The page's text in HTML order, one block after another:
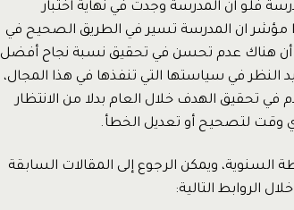
فلو ان المدرسة وجدت في نهاية اختبار
النجاح على سبيل المثال 70% فهذا مؤشر ان المدرسة تسير في الطريق الصحيح في
أن هناك عدم تحسن في تحقيق نسبة نجاح أفضل
النظر في سياستها التي تنفذها في هذا المجال،
تحقيق الهدف خلال العام بدلا من الانتظار
أي وقت لتصحيح أو تعديل الخطأ.
السنوية، ويمكن الرجوع إلى المقالات السابقة
الروابط التالية: